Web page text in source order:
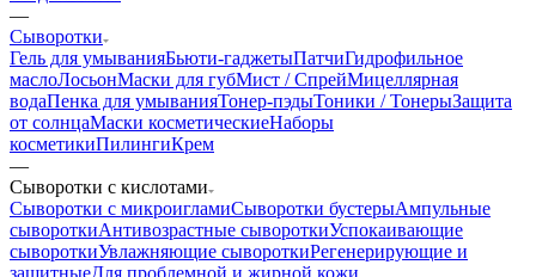
—
Сыворотки
Гель для умыванияБьюти-гаджетыПатчиГидрофильное
маслоЛосьонМаски для губМист / СпрейМицеллярная
водаПенка для умыванияТонер-пэдыТоники / ТонерыЗащита
от солнцаМаски косметическиеНаборы
косметикиПилингиКрем
—
Сыворотки с кислотами
Сыворотки с микроигламиСыворотки бустерыАмпульные
сывороткиАнтивозрастные сывороткиУспокаивающие
сывороткиУвлажняющие сывороткиРегенерирующие и
защитныеДля проблемной и жирной кожи